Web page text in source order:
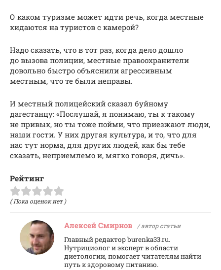
О каком туризме может идти речь, когда местные
кидаются на туристов с камерой?
Надо сказать, что в тот раз, когда дело дошло
до вызова полиции, местные правоохранители
довольно быстро объяснили агрессивным
местным, что те были неправы.
И местный полицейский сказал буйному
дагестанцу: «Послушай, я понимаю, ты к такому
не привык, но ты тоже пойми, что приезжают люди,
наши гости. У них другая культура, и то, что для
нас тут норма, для других людей, как бы тебе
сказать, неприемлемо и, мягко говоря, дичь».
Рейтинг
( Пока оценок нет )
Алексей Смирнов / автор статьи
Главный редактор burenka33.ru.
Нутрициолог и эксперт в области
диетологии, помогает читателям найти
путь к здоровому питанию.